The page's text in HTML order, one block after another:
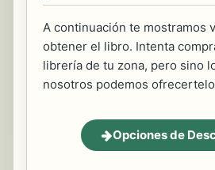
A continuación te mostramos
obtener el libro. Intenta
librería de tu zona, pero sino
nosotros podemos
Opciones de